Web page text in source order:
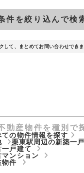
件を絞り込んで検
して、まとめてお問い合わせできま
動産物件を種別で
の物件情報を探す
栗東駅周辺の新築一
戸建て
ンション
物件